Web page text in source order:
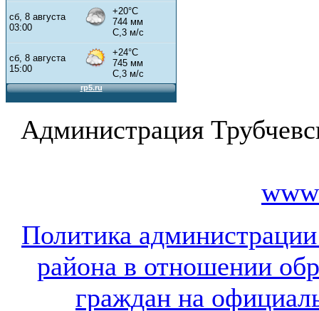
Администрация
Политика
района в отношении
граждан на